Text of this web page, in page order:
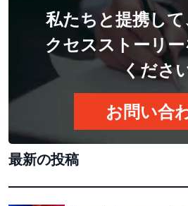
私たちと提携し
クセスストーリ
くださ
お問い合
最新の投稿